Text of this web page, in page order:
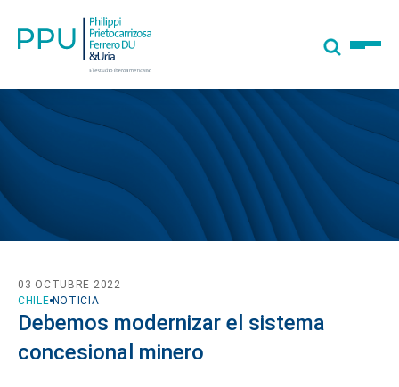
CHILE NOTICIA
03 OCTUBRE 2022
Debemos modernizar el sistema
concesional minero